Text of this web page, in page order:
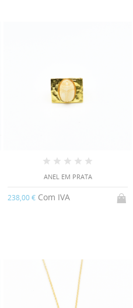
ANEL EM PRATA
238,00 € Com IVA